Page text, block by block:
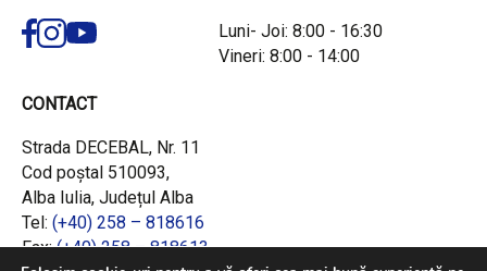
Luni- Joi: 8:00 - 16:30
Vineri: 8:00 - 14:00
CONTACT
Strada DECEBAL, Nr. 11
Cod poștal 510093,
Alba Iulia, Județul Alba
Tel: (+40) 258 – 818616
Fax:(+40) 258 – 818613